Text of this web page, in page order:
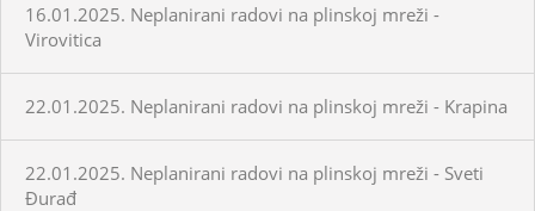
16.01.2025. Neplanirani radovi na plinskoj mreži -
Virovitica
22.01.2025. Neplanirani radovi na plinskoj mreži - Krapina
22.01.2025. Neplanirani radovi na plinskoj mreži - Sveti
Đurađ